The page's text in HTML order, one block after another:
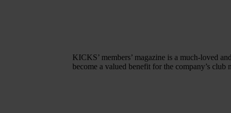
KICKS’ members’ magazine is a much-loved
become a valued benefit for the company’s